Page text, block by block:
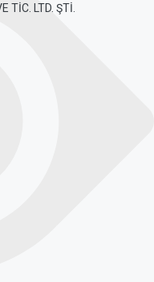
TİC. LTD. ŞTİ.